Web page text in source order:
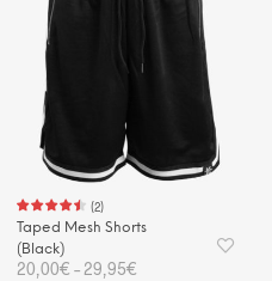
(2)
Taped Mesh Shorts
(Black)
20,00€ – 29,95€